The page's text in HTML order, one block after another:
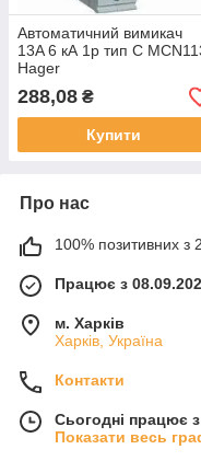
Автоматичний вимикач
13A 6 кА 1р тип C
Hager
288,08 ₴
Купити
Про нас
100% позитивних з
Працює з
м. Харків
Харків, Україна
Контакти
Сьогодні працює
Показати весь